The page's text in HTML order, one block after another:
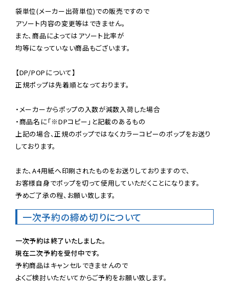
袋単位(メーカー出荷単位)での販売ですので
アソート内容の変更等はできません。
また、商品によってはアソート比率が
均等になっていない商品もございます。
【DP/POPについて】
正規ポップは先着順となっております。
・メーカーからポップの入数が減数入荷した場合
・商品名に「※DPコピー」と記載のあるもの
上記の場合、正規のポップではなくカラーコピーのポップをお送り
しております。
また、A4用紙へ印刷されたものをお送りしておりますので、
お客様自身でポップを切って使用していただくことになります。
予めご了承の程、お願い致します。
一次予約の締め切りについて
一次予約は終了いたしました。
現在二次予約を受付中です。
予約商品はキャンセルできませんので
よくご検討いただいてからご予約をお願い致します。